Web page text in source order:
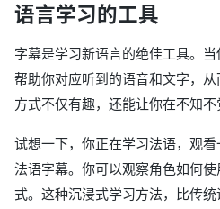
语言学习的工具
字幕是学习新语言的绝佳工具。
帮助你对应听到的语音和文字，
方式不仅有趣，还能让你在不知不
试想一下，你正在学习法语，观
法语字幕。你可以观察角色如何
式。这种沉浸式学习方法，比传统